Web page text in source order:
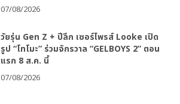
07/08/2026
วัยรุ่น Gen Z + ปีลึก เซอร์ไพรส์ Looke เปิด
รูป “โทโมะ” ร่วมจักรวาล “GELBOYS 2” ตอน
แรก 8 ส.ค. นี้
07/08/2026